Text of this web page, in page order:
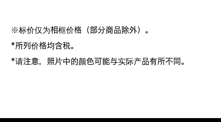
※标价仅为相框价格（部分商品除外）。
*所列价格均含税。
*请注意，照片中的颜色可能与实际产品有所不同。